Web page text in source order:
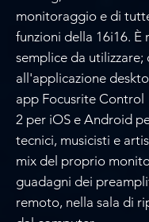
monitoraggio e di
funzioni della 16i16. È
semplice da utilizzare;
all'applicazione
app Focusrite Control
2 per iOS e Android
tecnici, musicisti e
mix del proprio
guadagni dei
remoto, nella sala di